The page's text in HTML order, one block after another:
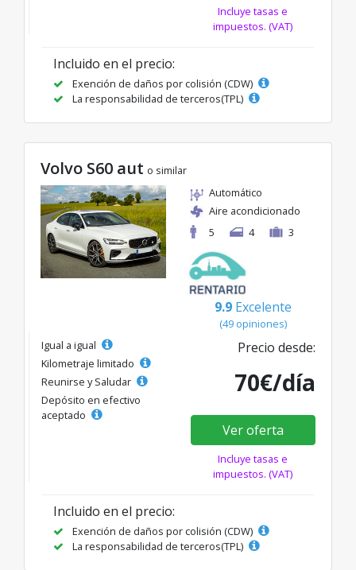
Incluye tasas e
impuestos. (VAT)
Incluido en el precio:
Exención de daños por colisión (CDW)
La responsabilidad de terceros(TPL)
Volvo S60 aut o similar
Automático
Aire acondicionado
5
4 3
9.9 Excelente
(49 opiniones)
Igual a igual
Kilometraje limitado
Reunirse y Saludar
Depósito en efectivo
aceptado
Precio desde:
70€/día
Ver oferta
Incluye tasas e
impuestos. (VAT)
Incluido en el precio:
Exención de daños por colisión (CDW)
La responsabilidad de terceros(TPL)